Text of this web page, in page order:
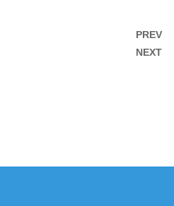
PREV
NEXT